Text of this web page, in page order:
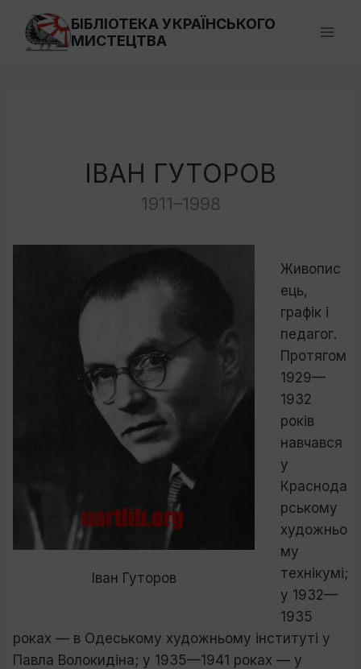
Перейти
вмісту
БІБЛІОТЕКА УКРАЇНСЬКОГО
МИСТЕЦТВА
ІВАН ГУТОРОВ
1911–1998
Іван Гуторов
Живопис
ець,
графік і
педагог.
Протягом
1929—
1932
років
навчався
у
Краснода
рському
художньо
му
технікумі;
у 1932—
1935
роках — в Одеському художньому інституті у
Павла Волокидіна; у 1935—1941 роках — у